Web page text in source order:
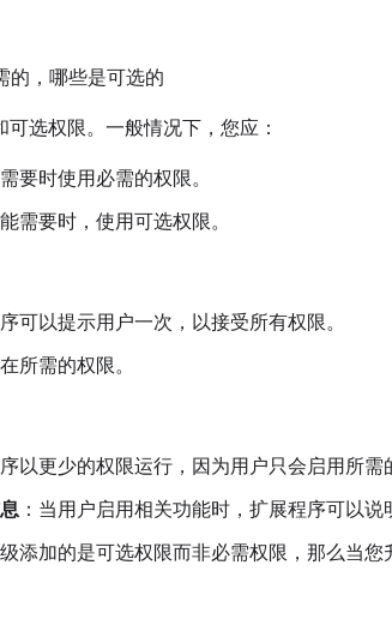
的，哪些是可选的
选权限。一般情况下，您应：
要时使用必需的权限。
需要时，使用可选权限。
可以提示用户一次，以接受所有权限。
所需的权限。
以更少的权限运行，因为用户只会启用所需
：当用户启用相关功能时，扩展程序可以说
添加的是可选权限而非必需权限，那么当